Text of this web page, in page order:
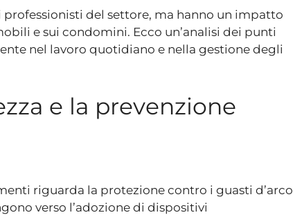
del settore, ma hanno un impatto
e sui condomini. Ecco un’analisi dei punti
nel lavoro quotidiano e nella gestione degli
e la prevenzione
riguarda la protezione contro i guasti d’arco
verso l’adozione di dispositivi